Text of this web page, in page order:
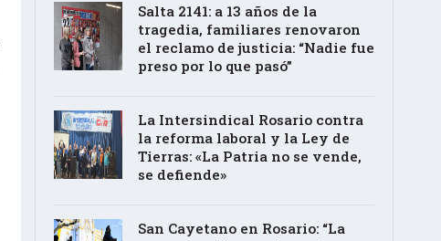
Salta 2141: a 13 años de la
tragedia, familiares renovaron
el reclamo de justicia: “Nadie fue
preso por lo que pasó”
La Intersindical Rosario contra
la reforma laboral y la Ley de
Tierras: «La Patria no se vende,
se defiende»
San Cayetano en Rosario: “La